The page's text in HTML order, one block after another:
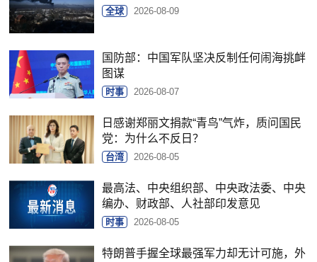
全球 2026-08-09
国防部：中国军队坚决反制任何闹海挑衅
图谋
时事 2026-08-07
日感谢郑丽文捐款“青鸟”气炸，质问国民
党：为什么不反日？
台湾 2026-08-05
最高法、中央组织部、中央政法委、中央
编办、财政部、人社部印发意见
时事 2026-08-05
特朗普手握全球最强军力却无计可施，外